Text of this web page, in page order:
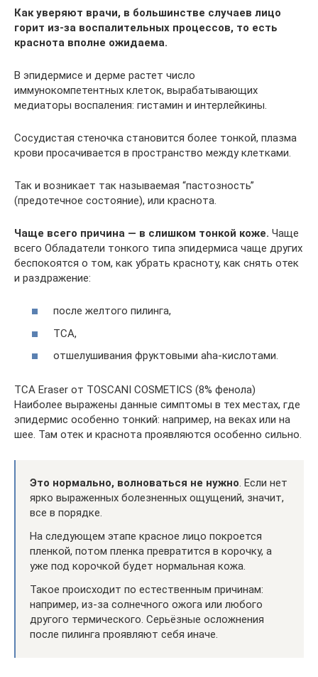
Как уверяют врачи, в большинстве случаев лицо
горит из-за воспалительных процессов, то есть
краснота вполне ожидаема.
В эпидермисе и дерме растет число
иммунокомпетентных клеток, вырабатывающих
медиаторы воспаления: гистамин и интерлейкины.
Сосудистая стеночка становится более тонкой, плазма
крови просачивается в пространство между клетками.
Так и возникает так называемая “пастозность”
(предотечное состояние), или краснота.
Чаще всего причина — в слишком тонкой коже. Чаще
всего Обладатели тонкого типа эпидермиса чаще других
беспокоятся о том, как убрать красноту, как снять отек
и раздражение:
после желтого пилинга,
ТСА,
отшелушивания фруктовыми aha-кислотами.
TCA Eraser от TOSCANI COSMETICS (8% фенола)
Наиболее выражены данные симптомы в тех местах, где
эпидермис особенно тонкий: например, на веках или на
шее. Там отек и краснота проявляются особенно сильно.
Это нормально, волноваться не нужно. Если нет
ярко выраженных болезненных ощущений, значит,
все в порядке.
На следующем этапе красное лицо покроется
пленкой, потом пленка превратится в корочку, а
уже под корочкой будет нормальная кожа.
Такое происходит по естественным причинам:
например, из-за солнечного ожога или любого
другого термического. Серьёзные осложнения
после пилинга проявляют себя иначе.